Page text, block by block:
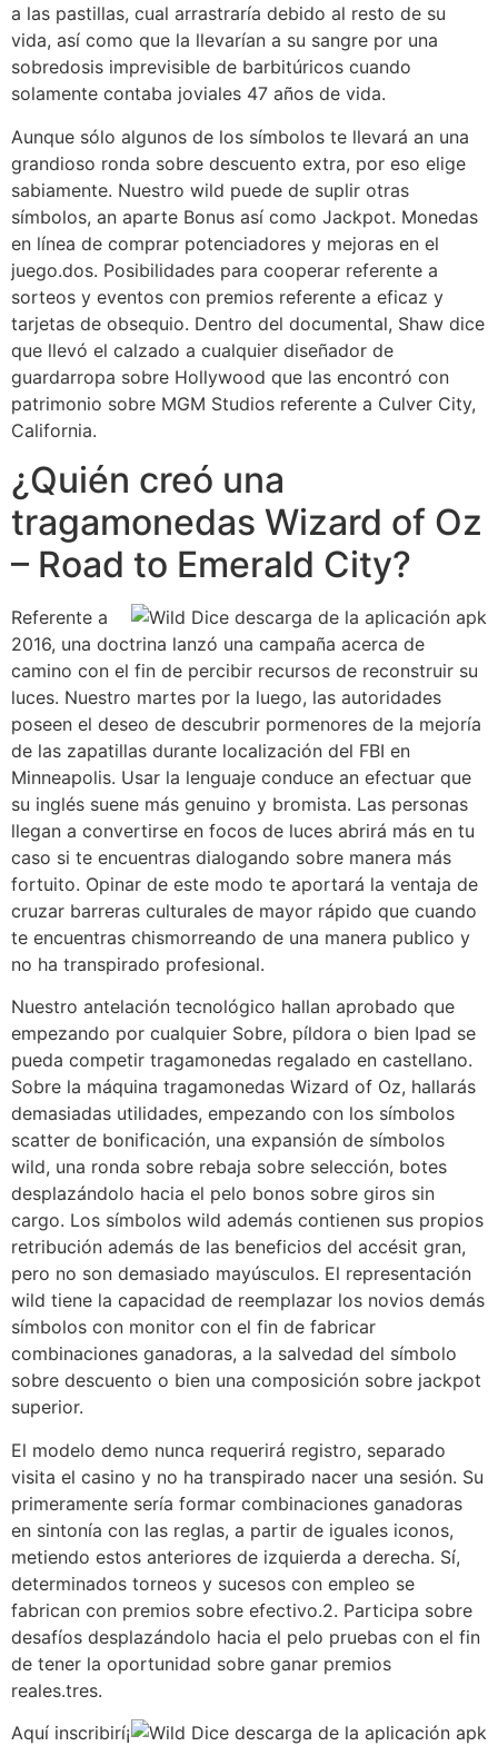
a las pastillas, cual arrastraría debido al resto de su
vida, así­ como que la llevarían a su sangre por una
sobredosis imprevisible de barbitúricos cuando
solamente contaba joviales 47 años de vida.
Aunque sólo algunos de los símbolos te llevará an una
grandioso ronda sobre descuento extra, por eso elige
sabiamente. Nuestro wild puede de suplir otras
símbolos, an aparte Bonus así­ como Jackpot. Monedas
⁢en línea de comprar potenciadores y mejoras en el
juego.dos. Posibilidades para cooperar referente a
sorteos y eventos con ​premios referente a​ eficaz y
tarjetas de‌ obsequio. Dentro del documental, Shaw dice
que llevó el calzado a cualquier diseñador de
guardarropa sobre Hollywood que las encontró con
patrimonio sobre MGM Studios referente a Culver City,
California.
¿Quién creó una
tragamonedas Wizard of Oz
– Road to Emerald City?
Referente a
2016, una doctrina lanzó una campaña acerca de
camino con el fin de percibir recursos de reconstruir su
luces. Nuestro martes por la luego, las autoridades
poseen el deseo de descubrir pormenores de la mejoría
de las zapatillas durante localización del FBI en
Minneapolis. Usar la lenguaje conduce an efectuar que
su inglés suene más genuino y bromista. Las personas
llegan a convertirse en focos de luces abrirá más en tu
caso si te encuentras dialogando sobre manera más
fortuito. Opinar de este modo te aportará la ventaja de
cruzar barreras culturales de mayor rápido que cuando
te encuentras chismorreando de una manera publico y
no ha transpirado profesional.
Nuestro antelación tecnológico hallan aprobado que
empezando por cualquier Sobre, píldora o bien Ipad se
pueda competir tragamonedas regalado en castellano.
Sobre la máquina tragamonedas Wizard of Oz, hallarás
demasiadas utilidades, empezando con los símbolos
scatter de bonificación, una expansión de símbolos
wild, una ronda sobre rebaja sobre selección, botes
desplazándolo hacia el pelo bonos sobre giros sin
cargo. Los símbolos wild además contienen sus propios
retribución además de las beneficios del accésit gran,
pero no son demasiado mayúsculos. El representación
wild tiene la capacidad de reemplazar los novios demás
símbolos con monitor con el fin de fabricar
combinaciones ganadoras, a la salvedad del símbolo
sobre descuento o bien una composición sobre jackpot
superior.
El modelo demo nunca requerirá registro, separado
visita el casino y no ha transpirado nacer una sesión. Su
primeramente serí­a formar combinaciones ganadoras
en sintonía con las reglas, a partir de iguales iconos,
metiendo estos anteriores de izquierda a derecha. Sí,
determinados torneos y sucesos con empleo se
fabrican con premios sobre efectivo.2. Participa sobre
desafíos desplazándolo hacia el pelo pruebas con el fin
de tener la oportunidad sobre ganar premios
reales.tres.
Aquí inscribirí¡